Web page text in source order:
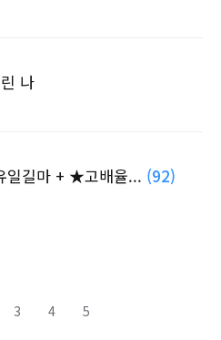
나
길마 + ★고배율... (92)
3 4 5